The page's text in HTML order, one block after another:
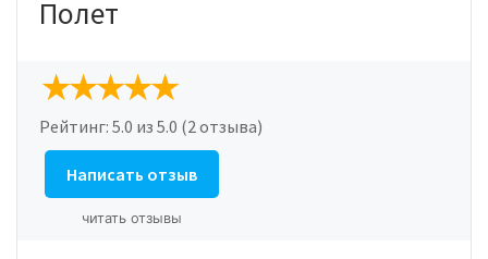
Полет
Рейтинг: 5.0 из 5.0 (2 отзыва)
Написать отзыв
читать отзывы